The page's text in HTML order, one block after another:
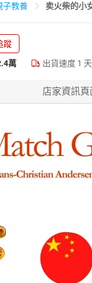
子教養 卖火柴的小
蹤
萬 出貨速度 1 天
店家資訊頁